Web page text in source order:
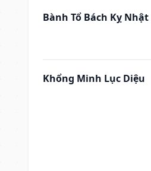
Bành Tổ Bách Kỵ Nhật
Khổng Minh Lục Diệu